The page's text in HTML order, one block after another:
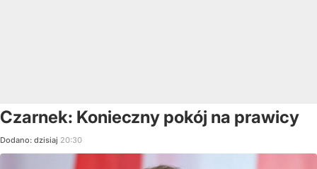
Czarnek: Konieczny pokój na prawicy
Dodano: dzisiaj 20:30